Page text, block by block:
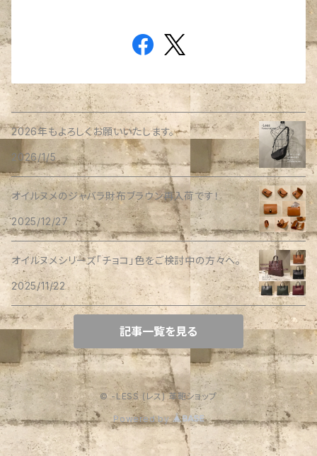
2026年もよろしくお願いいたします。
2026/1/5
オイルヌメのジャバラ財布ブラウン再入荷です！
2025/12/27
オイルヌメシリーズ「チョコ」色をご検討中の方々へ。
2025/11/22
記事一覧を見る
© -LESS (レス) 革鞄ショップ
Powered by